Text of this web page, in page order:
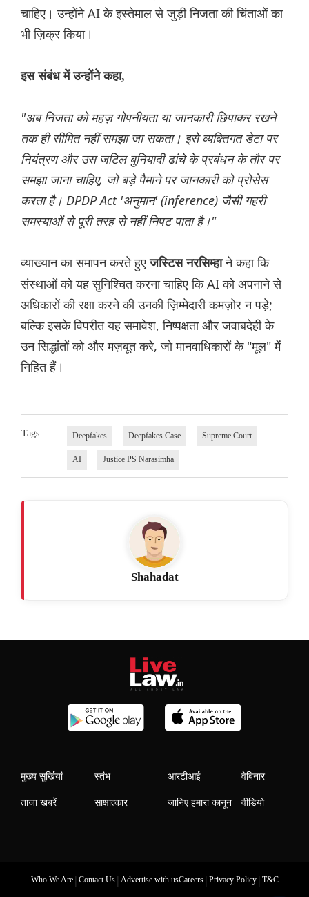
चाहिए। उन्होंने AI के इस्तेमाल से जुड़ी निजता की चिंताओं का
भी ज़िक्र किया।
इस संबंध में उन्होंने कहा,
"अब निजता को महज़ गोपनीयता या जानकारी छिपाकर रखने
तक ही सीमित नहीं समझा जा सकता। इसे व्यक्तिगत डेटा पर
नियंत्रण और उस जटिल बुनियादी ढांचे के प्रबंधन के तौर पर
समझा जाना चाहिए, जो बड़े पैमाने पर जानकारी को प्रोसेस
करता है। DPDP Act 'अनुमान' (inference) जैसी गहरी
समस्याओं से पूरी तरह से नहीं निपट पाता है।"
व्याख्यान का समापन करते हुएजस्टिस नरसिम्हाने कहा कि
संस्थाओं को यह सुनिश्चित करना चाहिए कि AI को अपनाने से
अधिकारों की रक्षा करने की उनकी ज़िम्मेदारी कमज़ोर न पड़े;
बल्कि इसके विपरीत यह समावेश, निष्पक्षता और जवाबदेही के
उन सिद्धांतों को और मज़बूत करे, जो मानवाधिकारों के "मूल" में
निहित हैं।
Tags Deepfakes Deepfakes Case Supreme Court
AI Justice PS Narasimha
Shahadat
मुख्य सुर्खियां
ताजा खबरें
स्तंभ
साक्षात्कार
आरटीआई
जानिए हमारा कानून
वेबिनार
वीडियो
Who We Are| Contact Us| Advertise with usCareers| Privacy Policy| T&C